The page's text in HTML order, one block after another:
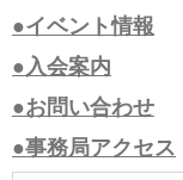
●イベント情報
●入会案内
●お問い合わせ
●事務局アクセス